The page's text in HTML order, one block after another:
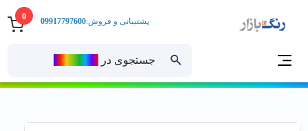
0
جستجوی در
پشتیبانی و فروش:09917797600